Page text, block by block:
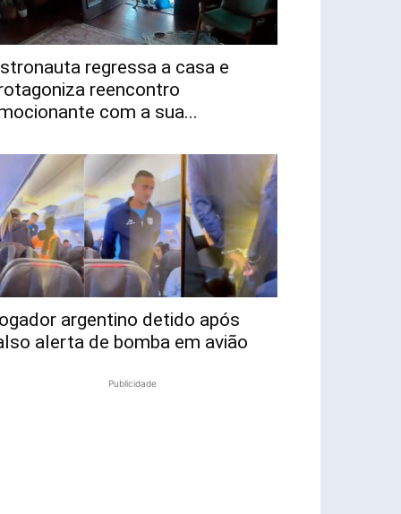
regressa a casa e
reencontro
com a sua...
argentino detido após
alerta de bomba em avião
Publicidade